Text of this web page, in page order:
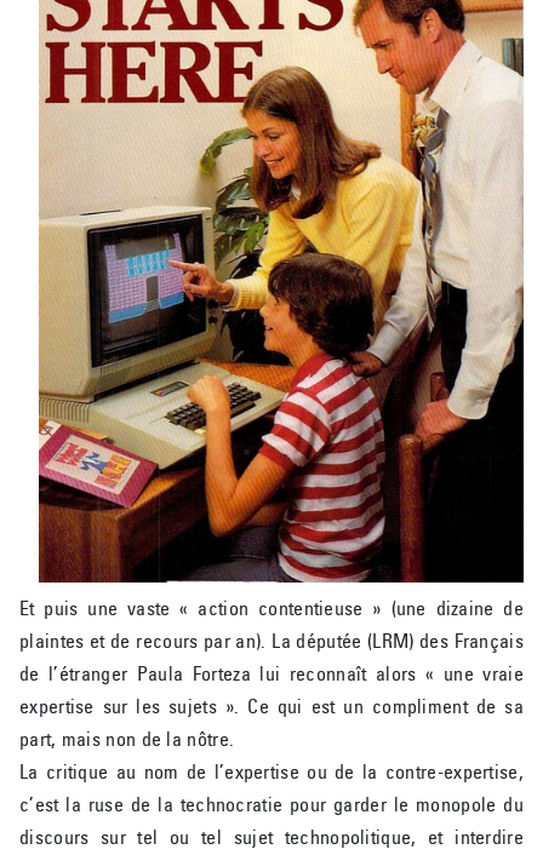
Et puis une vaste « action contentieuse » (une dizaine de
plaintes et de recours par an). La députée (LRM) des Français
de l’étranger Paula Forteza lui reconnaît alors « une vraie
expertise sur les sujets ». Ce qui est un compliment de sa
part, mais non de la nôtre.
La critique au nom de l’expertise ou de la contre-expertise,
c’est la ruse de la technocratie pour garder le monopole du
discours sur tel ou tel sujet technopolitique, et interdire